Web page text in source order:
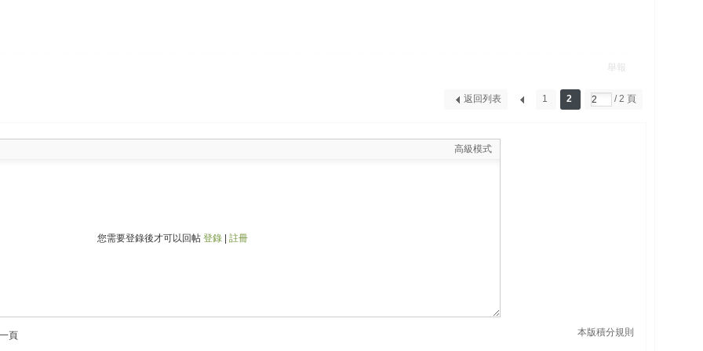
舉報
1 2 / 2 頁
返回列表
高級模式
您需要登錄後才可以回帖 登錄| 註冊
本版積分規則
頁